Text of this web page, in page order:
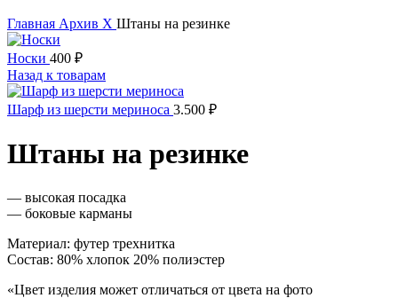
Главная Архив Х Штаны на резинке
Носки 400 ₽
Назад к товарам
Шарф из шерсти мериноса 3.500 ₽
Штаны на резинке
— высокая посадка
— боковые карманы
Материал: футер трехнитка
Состав: 80% хлопок 20% полиэстер
«Цвет изделия может отличаться от цвета на фото